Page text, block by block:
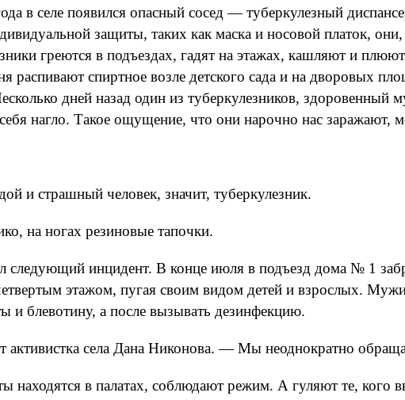
в селе появился опасный сосед — туберкулезный
защиты, таких как маска и носовой платок,
греются в подъездах, гадят на этажах, кашляют и
распивают спиртное возле детского сада и на дворовых
дней назад один из туберкулезников, здоровенный
себя нагло. Такое ощущение, что они нарочно нас
и страшный человек, значит, туберкулезник.
на ногах резиновые тапочки.
следующий инцидент. В конце июля в подъезд дома № 1
этажом, пугая своим видом детей и взрослых.
и блевотину, а после вызывать дезинфекцию.
села Дана Никонова. — Мы неоднократно
находятся в палатах, соблюдают режим. А гуляют те,